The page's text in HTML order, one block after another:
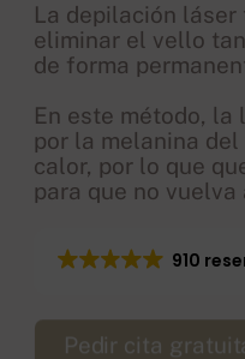
La depilación
eliminar el vello
de forma
En este método, la
por la melanina
calor, por lo que
para que no vuelva
910
Pedir cita